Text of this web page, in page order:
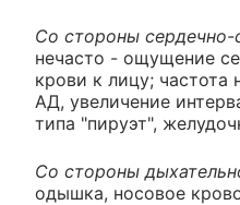
Со стороны
нечасто - ощущение
крови к лицу; частота
АД, увеличение
типа "пируэт",
Со стороны
одышка, носовое